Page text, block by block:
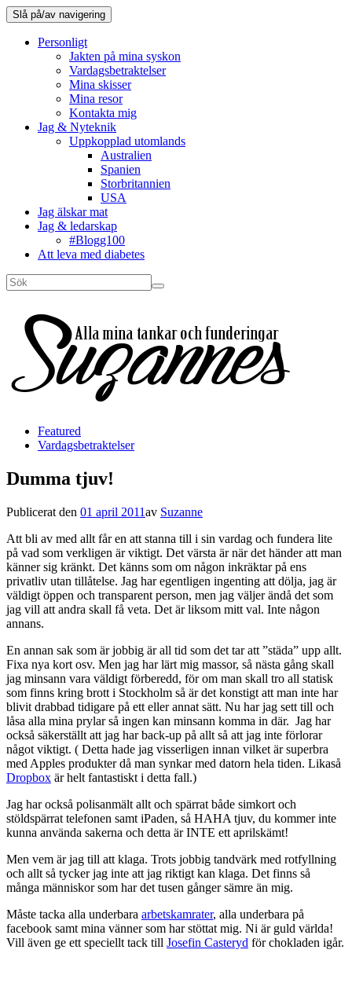
Slå på/av navigering
Personligt
Jakten på mina syskon
Vardagsbetraktelser
Mina skisser
Mina resor
Kontakta mig
Jag & Nyteknik
Uppkopplad utomlands
Australien
Spanien
Storbritannien
USA
Jag älskar mat
Jag & ledarskap
#Blogg100
Att leva med diabetes
Featured
Vardagsbetraktelser
Dumma tjuv!
Publicerat den 01 april 2011av Suzanne
Att bli av med allt får en att stanna till i sin vardag och fundera lite
på vad som verkligen är viktigt. Det värsta är när det händer att man
känner sig kränkt. Det känns som om någon inkräktar på ens
privatliv utan tillåtelse. Jag har egentligen ingenting att dölja, jag är
väldigt öppen och transparent person, men jag väljer ändå det som
jag vill att andra skall få veta. Det är liksom mitt val. Inte någon
annans.
En annan sak som är jobbig är all tid som det tar att ”städa” upp allt.
Fixa nya kort osv. Men jag har lärt mig massor, så nästa gång skall
jag minsann vara väldigt förberedd, för om man skall tro all statisk
som finns kring brott i Stockholm så är det konstigt att man inte har
blivit drabbad tidigare på ett eller annat sätt. Nu har jag sett till och
låsa alla mina prylar så ingen kan minsann komma in där. Jag har
också säkerställt att jag har back-up på allt så att jag inte förlorar
något viktigt. ( Detta hade jag visserligen innan vilket är superbra
med Apples produkter då man synkar med datorn hela tiden. Likaså
Dropbox är helt fantastiskt i detta fall.)
Jag har också polisanmält allt och spärrat både simkort och
stöldspärrat telefonen samt iPaden, så HAHA tjuv, du kommer inte
kunna använda sakerna och detta är INTE ett aprilskämt!
Men vem är jag till att klaga. Trots jobbig tandvärk med rotfyllning
och allt så tycker jag inte att jag riktigt kan klaga. Det finns så
många människor som har det tusen gånger sämre än mig.
Måste tacka alla underbara arbetskamrater, alla underbara på
facebook samt mina vänner som har stöttat mig. Ni är guld världa!
Vill även ge ett speciellt tack till Josefin Casteryd för chokladen igår.